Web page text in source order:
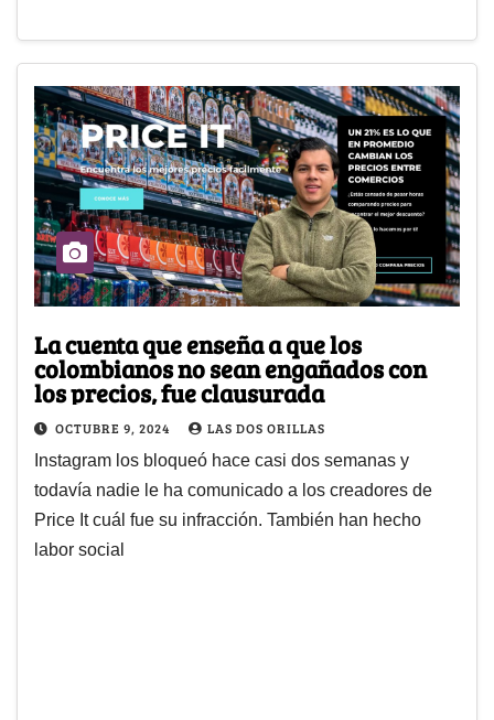
La cuenta que enseña a que los
colombianos no sean engañados con
los precios, fue clausurada
OCTUBRE 9, 2024 LAS DOS ORILLAS
Instagram los bloqueó hace casi dos semanas y
todavía nadie le ha comunicado a los creadores de
Price It cuál fue su infracción. También han hecho
labor social